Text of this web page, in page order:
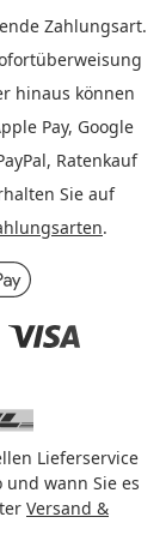
Zahlungsart.
hinaus können
Pay, Google
Ratenkauf
Sie auf
.
Pay
Visa
Lieferservice
wann Sie es
Versand &